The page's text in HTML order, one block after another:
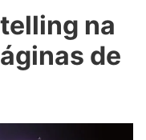
na
de